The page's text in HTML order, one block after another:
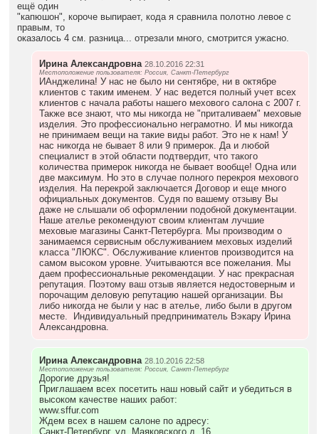
ещё один
"капюшон", короче выпирает, кода я сравнила полотно левое с
правым, то
оказалось 4 см. разница... отрезали много, смотрится ужасно.
Ирина Александровна 28.10.2016 22:31
Местоположение пользователя: Россия, Санкт-Петербург
ИАнджелина! У нас не было ни сентябре, ни в октябре
клиентов с таким именем. У нас ведется полный учет всех
клиентов с начала работы нашего мехового салона с 2007 г.
Также все знают, что мы никогда не "приталиваем" меховые
изделия. Это профессионально неграмотно. И мы никогда
не принимаем вещи на такие виды работ. Это не к нам! У
нас никогда не бывает 8 или 9 примерок. Да и любой
специалист в этой области подтвердит, что такого
количества примерок никогда не бывает вообще! Одна или
две максимум. Но это в случае полного перекроя мехового
изделия. На перекрой заключается Договор и еще много
официальных документов. Судя по вашему отзыву Вы
даже не слышали об оформлении подобной документации.
Наше ателье рекомендуют своим клиентам лучшие
меховые магазины Санкт-Петербурга. Мы производим о
занимаемся сервисным обслуживанием меховых изделий
класса "ЛЮКС". Обслуживание клиентов производится на
самом высоком уровне. Учитываются все пожелания. Мы
даем профессиональные рекомендации. У нас прекрасная
репутация. Поэтому ваш отзыв является недостоверным и
порочащим деловую репутацию нашей организации. Вы
либо никогда не были у нас в ателье, либо были в другом
месте. Индивидуальный предприниматель Вэкару Ирина
Александровна.
Ирина Александровна 28.10.2016 22:58
Местоположение пользователя: Россия, Санкт-Петербург
Дорогие друзья!
Приглашаем всех посетить наш новый сайт и убедиться в
высоком качестве наших работ:
www.sffur.com
Ждем всех в нашем салоне по адресу:
Санкт-Петербург, ул. Маяковского д. 16